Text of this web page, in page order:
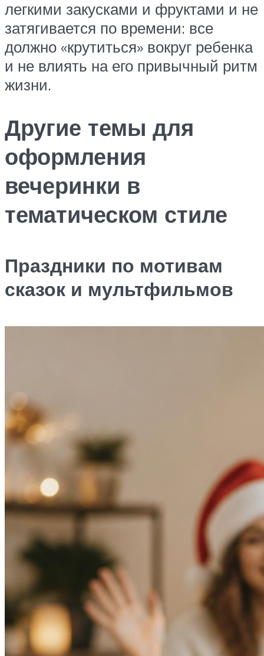
легкими закусками и фруктами и не
затягивается по времени: все
должно «крутиться» вокруг ребенка
и не влиять на его привычный ритм
жизни.
Другие темы для
оформления
вечеринки в
тематическом стиле
Праздники по мотивам
сказок и мультфильмов